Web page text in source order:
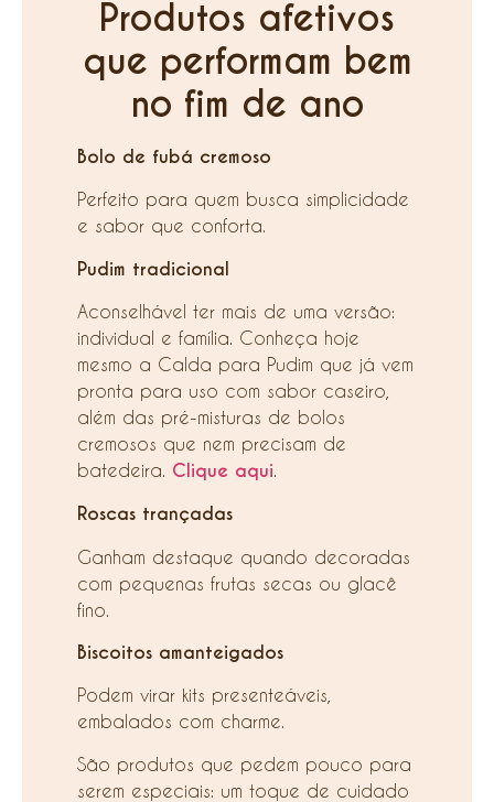
Produtos afetivos
que performam bem
no fim de ano
Bolo de fubá cremoso
Perfeito para quem busca simplicidade
e sabor que conforta.
Pudim tradicional
Aconselhável ter mais de uma versão:
individual e família. Conheça hoje
mesmo a Calda para Pudim que já vem
pronta para uso com sabor caseiro,
além das pré-misturas de bolos
cremosos que nem precisam de
batedeira. Clique aqui.
Roscas trançadas
Ganham destaque quando decoradas
com pequenas frutas secas ou glacê
fino.
Biscoitos amanteigados
Podem virar kits presenteáveis,
embalados com charme.
São produtos que pedem pouco para
serem especiais: um toque de cuidado